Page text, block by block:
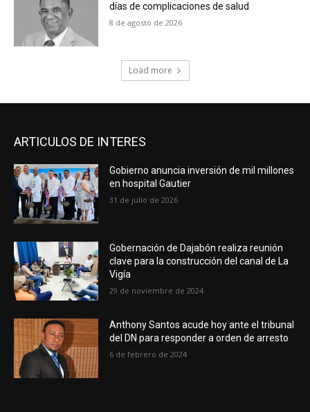
días de complicaciones de salud
8 de agosto de 2026
Load more
ARTICULOS DE INTERES
Gobierno anuncia inversión de mil millones
en hospital Gautier
31 de julio de 2026
Gobernación de Dajabón realiza reunión
clave para la construcción del canal de La
Vigía
29 de noviembre de 2024
Anthony Santos acude hoy ante el tribunal
del DN para responder a orden de arresto
6 de febrero de 2024